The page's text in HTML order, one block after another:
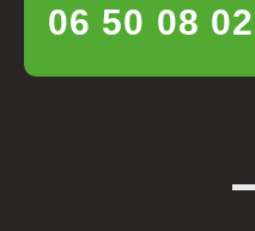
06 50 08